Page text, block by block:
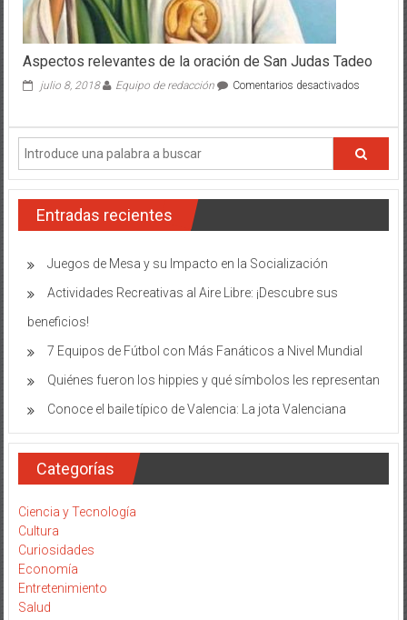
Aspectos relevantes de la oración de San Judas Tadeo
julio 8, 2018 Equipo de redacción Comentarios desactivadosen
la
de
San
Tadeo
Entradas recientes
Juegos de Mesa y su Impacto en la Socialización
Actividades Recreativas al Aire Libre: ¡Descubre sus
beneficios!
7 Equipos de Fútbol con Más Fanáticos a Nivel Mundial
Quiénes fueron los hippies y qué símbolos les representan
Conoce el baile típico de Valencia: La jota Valenciana
Categorías
Ciencia y Tecnología
Cultura
Curiosidades
Economía
Entretenimiento
Salud